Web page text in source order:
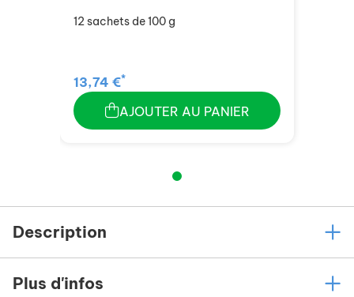
12 sachets de 100 g
13,74 €*
AJOUTER AU PANIER
Description
Plus d'infos